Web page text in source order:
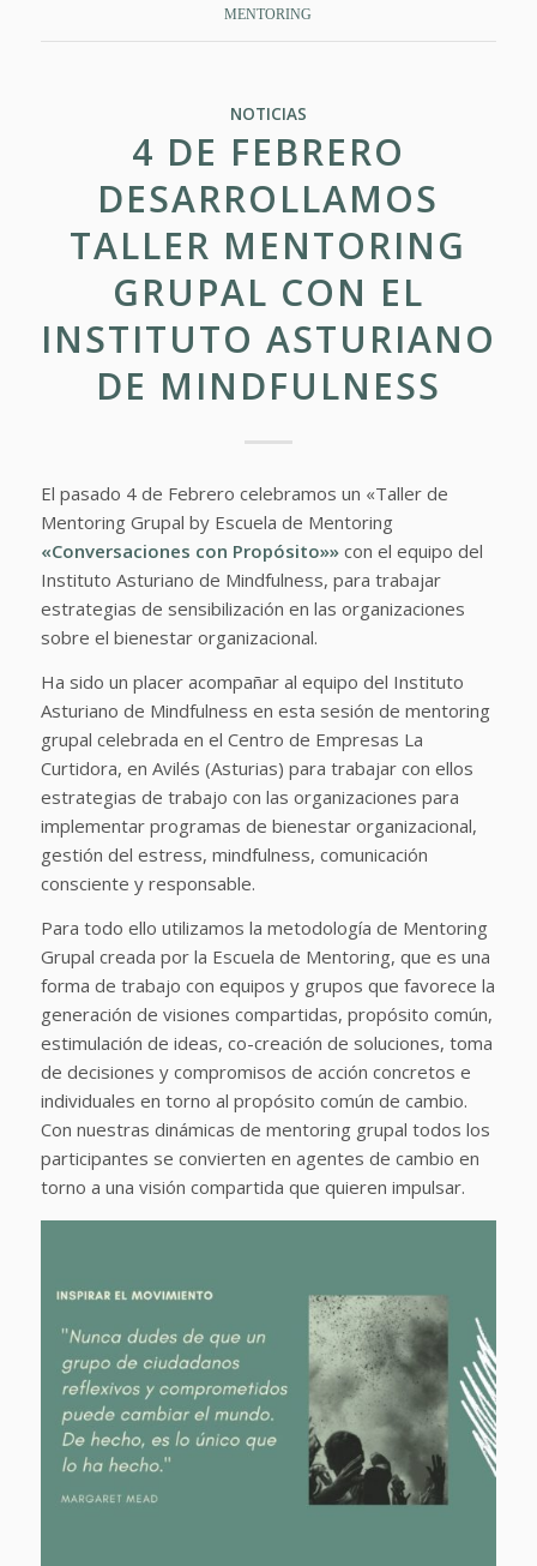
MENTORING
NOTICIAS
4 DE FEBRERO
DESARROLLAMOS
TALLER MENTORING
GRUPAL CON EL
INSTITUTO ASTURIANO
DE MINDFULNESS
El pasado 4 de Febrero celebramos un «Taller de
Mentoring Grupal by Escuela de Mentoring
«Conversaciones con Propósito»»con el equipo del
Instituto Asturiano de Mindfulness, para trabajar
estrategias de sensibilización en las organizaciones
sobre el bienestar organizacional.
Ha sido un placer acompañar al equipo del Instituto
Asturiano de Mindfulness en esta sesión de mentoring
grupal celebrada en el Centro de Empresas La
Curtidora, en Avilés (Asturias) para trabajar con ellos
estrategias de trabajo con las organizaciones para
implementar programas de bienestar organizacional,
gestión del estress, mindfulness, comunicación
consciente y responsable.
Para todo ello utilizamos la metodología de Mentoring
Grupal creada por la Escuela de Mentoring, que es una
forma de trabajo con equipos y grupos que favorece la
generación de visiones compartidas, propósito común,
estimulación de ideas, co-creación de soluciones, toma
de decisiones y compromisos de acción concretos e
individuales en torno al propósito común de cambio.
Con nuestras dinámicas de mentoring grupal todos los
participantes se convierten en agentes de cambio en
torno a una visión compartida que quieren impulsar.